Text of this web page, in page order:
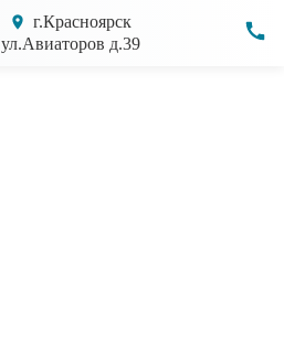
г.Красноярск
ул.Авиаторов д.39